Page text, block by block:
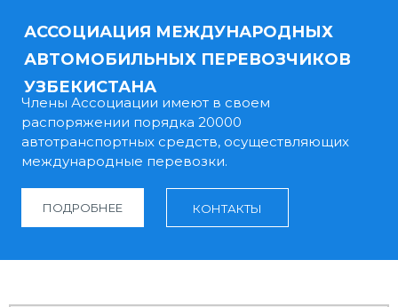
КОНТАКТЫ
АССОЦИАЦИЯ МЕЖДУНАРОДНЫХ
АВТОМОБИЛЬНЫХ ПЕРЕВОЗЧИКОВ
УЗБЕКИСТАНА
Члены Ассоциации имеют в своем
распоряжении порядка 20000
автотранспортных средств, осуществляющих
международные перевозки.
ПОДРОБНЕЕ